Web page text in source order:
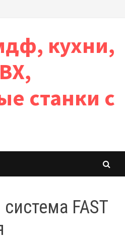
кухни,
станки с
FAST